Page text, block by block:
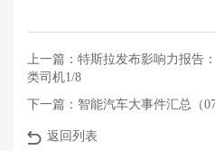
上一篇： 特斯拉发布影响力报告
类司机1/8
下一篇： 智能汽车大事件汇总（07
返回列表